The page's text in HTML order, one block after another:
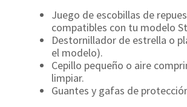
Juego de escobillas de
compatibles con tu modelo
Destornillador de estrella o
el modelo).
Cepillo pequeño o aire
limpiar.
Guantes y gafas de